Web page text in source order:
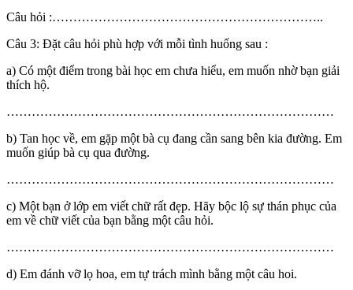
Câu hỏi :………………………………………………………..
Câu 3: Đặt câu hỏi phù hợp với mỗi tình huống sau :
a) Có một điểm trong bài học em chưa hiểu, em muốn nhờ bạn giải
thích hộ.
……………………………………………………………………
b) Tan học về, em gặp một bà cụ đang cần sang bên kia đường. Em
muốn giúp bà cụ qua đường.
……………………………………………………………………
c) Một bạn ở lớp em viết chữ rất đẹp. Hãy bộc lộ sự thán phục của
em về chữ viết của bạn bằng một câu hỏi.
……………………………………………………………………
d) Em đánh vỡ lọ hoa, em tự trách mình bằng một câu hoi.